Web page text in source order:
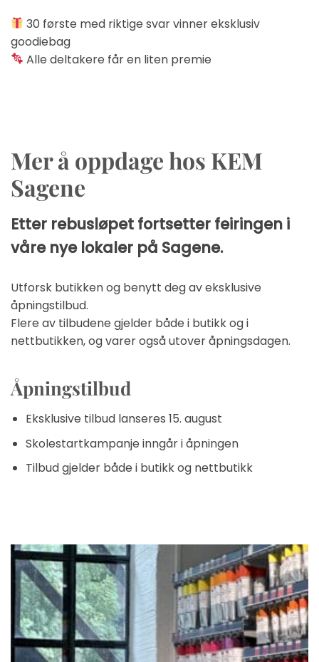
30 første med riktige svar vinner eksklusiv
goodiebag
Alle deltakere får en liten premie
Mer å oppdage hos KEM
Sagene
Etter rebusløpet fortsetter feiringen i
våre nye lokaler på Sagene.
Utforsk butikken og benytt deg av eksklusive
åpningstilbud.
Flere av tilbudene gjelder både i butikk og i
nettbutikken, og varer også utover åpningsdagen.
Åpningstilbud
Eksklusive tilbud lanseres 15. august
Skolestartkampanje inngår i åpningen
Tilbud gjelder både i butikk og nettbutikk